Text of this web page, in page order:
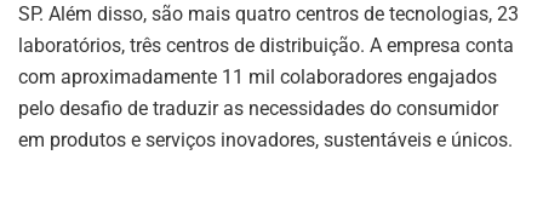
SP. Além disso, são mais quatro centros de tecnologias, 23
laboratórios, três centros de distribuição. A empresa conta
com aproximadamente 11 mil colaboradores engajados
pelo desafio de traduzir as necessidades do consumidor
em produtos e serviços inovadores, sustentáveis e únicos.